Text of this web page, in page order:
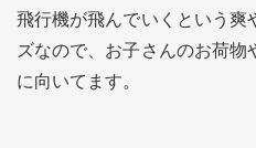
飛行機が飛んでいくという爽
ズなので、お子さんのお荷
に向いてます。